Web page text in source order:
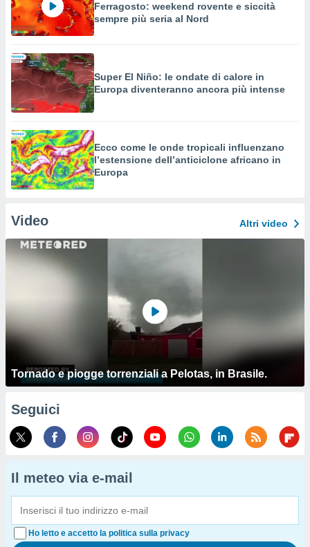
Ferragosto: weekend rovente e siccità
sempre più seria al Nord
Super El Niño: le ondate di calore in
Europa diventeranno ancora più intense
Ecco come le onde tropicali influenzano
l’estensione dell’anticiclone africano in
Europa
Video Altri video
Tornado e piogge torrenziali a Pelotas, in Brasile.
Seguici
Il meteo via e-mail
Ho letto e accetto la politica sulla privacy